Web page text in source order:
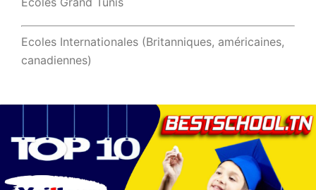
Ecoles Internationales (Britanniques, américaines,
canadiennes)